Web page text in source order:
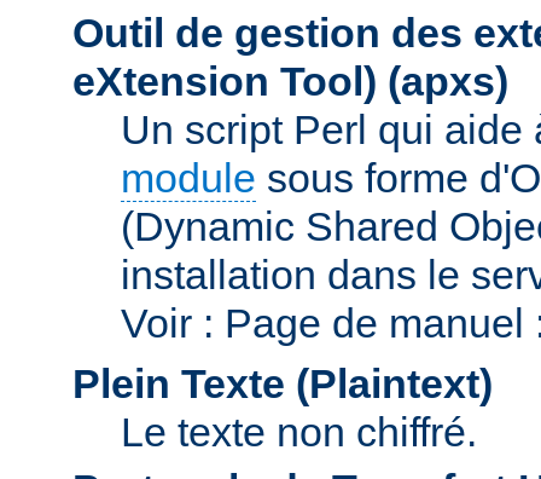
Outil de gestion des
eXtension Tool) (apxs)
Un script Perl qui
module sous forme
(Dynamic Shared
installation dans le
Voir : Page de
Plein Texte (Plaintext)
Le texte non chiffré.